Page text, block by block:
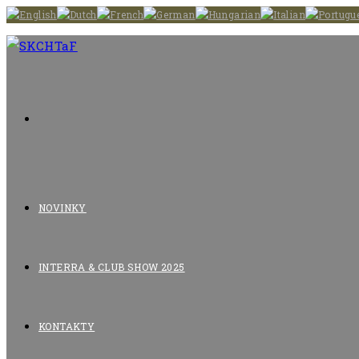
Skip
to
NOVINKY
INTERRA & CLUB SHOW 2025
KONTAKTY